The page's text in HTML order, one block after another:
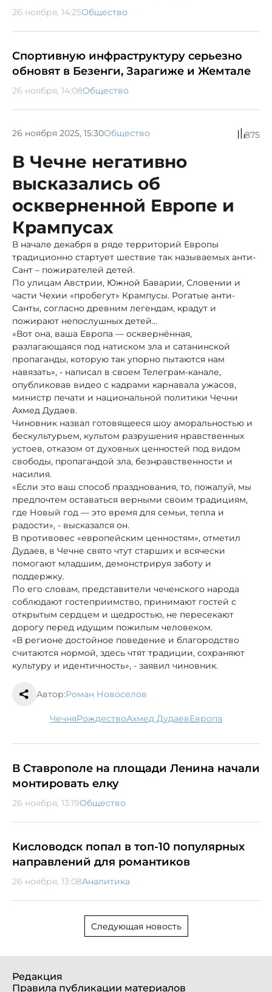
26 ноября, 14:25Общество
Спортивную инфраструктуру серьезно
обновят в Безенги, Зарагиже и Жемтале
26 ноября, 14:08Общество
26 ноября 2025, 15:30Общество 875
В Чечне негативно
высказались об
оскверненной Европе и
Крампусах
В начале декабря в ряде территорий Европы
традиционно стартует шествие так называемых анти-
Сант – пожирателей детей.
По улицам Австрии, Южной Баварии, Словении и
части Чехии «пробегут» Крампусы. Рогатые анти-
Санты, согласно древним легендам, крадут и
пожирают непослушных детей…
«Вот она, ваша Европа — осквернённая,
разлагающаяся под натиском зла и сатанинской
пропаганды, которую так упорно пытаются нам
навязать», - написал в своем Телеграм-канале,
опубликовав видео с кадрами карнавала ужасов,
министр печати и национальной политики Чечни
Ахмед Дудаев.
Чиновник назвал готовящееся шоу аморальностью и
бескультурьем, культом разрушения нравственных
устоев, отказом от духовных ценностей под видом
свободы, пропагандой зла, безнравственности и
насилия.
«Если это ваш способ празднования, то, пожалуй, мы
предпочтем оставаться верными своим традициям,
где Новый год — это время для семьи, тепла и
радости», - высказался он.
В противовес «европейским ценностям», отметил
Дудаев, в Чечне свято чтут старших и всячески
помогают младшим, демонстрируя заботу и
поддержку.
По его словам, представители чеченского народа
соблюдают гостеприимство, принимают гостей с
открытым сердцем и щедростью, не пересекают
дорогу перед идущим пожилым человеком.
«В регионе достойное поведение и благородство
считаются нормой, здесь чтят традиции, сохраняют
культуру и идентичность», - заявил чиновник.
Автор:Роман Новоселов
Чечня рождество Ахмед Дудаев Европа
В Ставрополе на площади Ленина начали
монтировать елку
26 ноября, 13:19Общество
Кисловодск попал в топ-10 популярных
направлений для романтиков
26 ноября, 13:08Аналитика
Следующая новость
Редакция
Правила публикации материалов